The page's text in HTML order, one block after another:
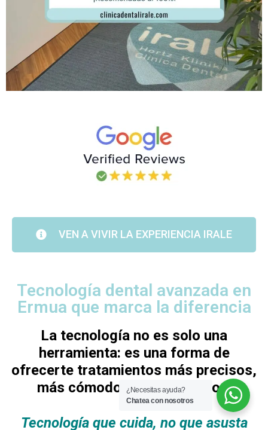
VEN A VIVIR LA EXPERIENCIA IRALE
Tecnología dental avanzada en
Ermua que marca la diferencia
La tecnología no es solo una
herramienta: es una forma de
ofrecerte tratamientos más precisos,
más cómodos y más seguros.
Tecnología que cuida, no que asusta
¿Necesitas ayuda?
Chatea con nosotros